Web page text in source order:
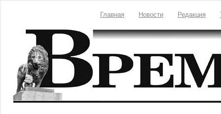
Главная Новости Редакция